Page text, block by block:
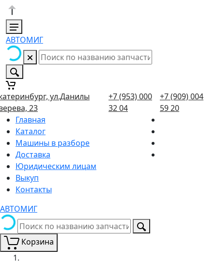
АВТОМИГ
ул.Данилы
23
+7 (953) 000
32 04
+7 (909) 004
59 20
Главная
Каталог
Машины в разборе
Доставка
Юридическим лицам
Выкуп
Контакты
АВТОМИГ
Корзина